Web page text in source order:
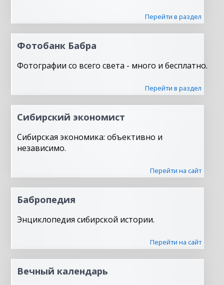
Перейти в раздел
Фотобанк Бабра
Фотографии со всего света - много и бесплатно.
Перейти в раздел
Сибирский экономист
Сибирская экономика: объективно и
независимо.
Перейти на сайт
Бабропедия
Энциклопедия сибирской истории.
Перейти на сайт
Вечный календарь